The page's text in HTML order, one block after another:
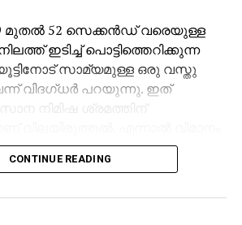
മുതല്‍ 52 സെക്കന്‍ഡ് വരെയുള്ള
ഇടിച്ച് പൊട്ടിത്തെറിക്കുന്ന
സാമ്യമുള്ള ഒരു വസ്തു
വിദഗ്ധര്‍ പറയുന്നു. ഇത്
നിമിഷ ശ്രമത്തിന്
പതിച്ചതിനാല്‍ പൈലറ്റിന്
എത്താന്‍ കഴിഞ്ഞില്ലെന്നാണ്
CONTINUE READING